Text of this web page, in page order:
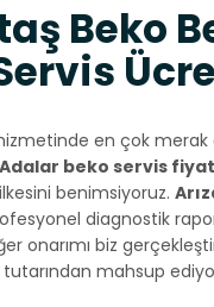
Beko
en çok merak
Adalar beko servis fiyat
benimsiyoruz.
diagnostik
onarımı biz
mahsup